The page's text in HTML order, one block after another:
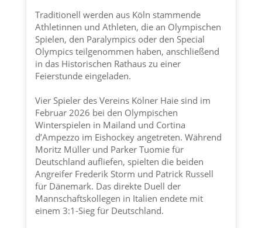
Traditionell werden aus Köln stammende
Athletinnen und Athleten, die an Olympischen
Spielen, den Paralympics oder den Special
Olympics teilgenommen haben, anschließend
in das Historischen Rathaus zu einer
Feierstunde eingeladen.
Vier Spieler des Vereins Kölner Haiesind im
Februar 2026 bei den Olympischen
Winterspielen in Mailand und Cortina
d’Ampezzo im Eishockey angetreten. Während
Moritz Müller und Parker Tuomie für
Deutschland aufliefen, spielten die beiden
Angreifer Frederik Storm und Patrick Russell
für Dänemark. Das direkte Duell der
Mannschaftskollegen in Italien endete mit
einem 3:1-Sieg für Deutschland.